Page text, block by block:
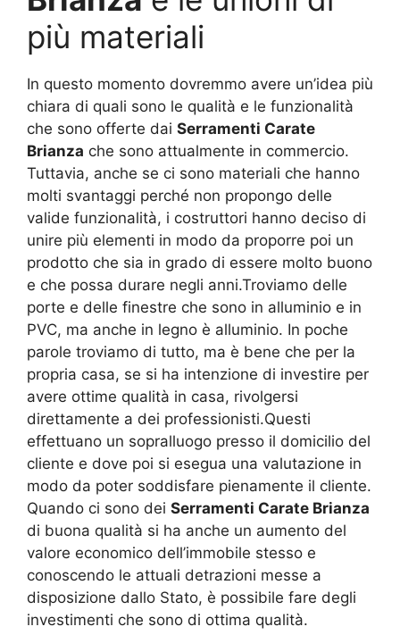
più materiali
In questo momento dovremmo avere un’idea più
chiara di quali sono le qualità e le funzionalità
che sono offerte dai Serramenti Carate
Brianza che sono attualmente in commercio.
Tuttavia, anche se ci sono materiali che hanno
molti svantaggi perché non propongo delle
valide funzionalità, i costruttori hanno deciso di
unire più elementi in modo da proporre poi un
prodotto che sia in grado di essere molto buono
e che possa durare negli anni.Troviamo delle
porte e delle finestre che sono in alluminio e in
PVC, ma anche in legno è alluminio. In poche
parole troviamo di tutto, ma è bene che per la
propria casa, se si ha intenzione di investire per
avere ottime qualità in casa, rivolgersi
direttamente a dei professionisti.Questi
effettuano un sopralluogo presso il domicilio del
cliente e dove poi si esegua una valutazione in
modo da poter soddisfare pienamente il cliente.
Quando ci sono dei Serramenti Carate Brianza
di buona qualità si ha anche un aumento del
valore economico dell’immobile stesso e
conoscendo le attuali detrazioni messe a
disposizione dallo Stato, è possibile fare degli
investimenti che sono di ottima qualità.